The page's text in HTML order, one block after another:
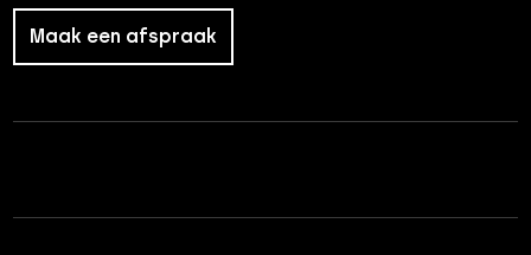
Maak een afspraak